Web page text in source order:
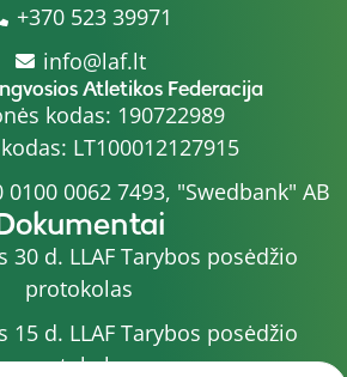
+370 523 39971
info@laf.lt
Atletikos Federacija
kodas: 190722989
LT100012127915
0100 0062 7493, "Swedbank" AB
30 d. LLAF Tarybos posėdžio
protokolas
15 d. LLAF Tarybos posėdžio
protokolas